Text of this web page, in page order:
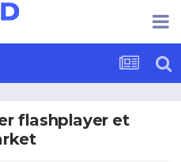
flashplayer et